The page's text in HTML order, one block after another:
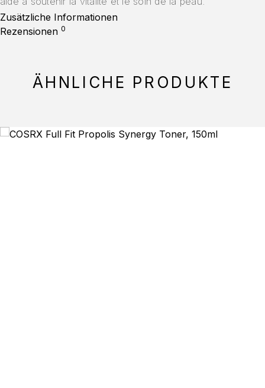
Zusätzliche Informationen
Rezensionen 0
ÄHNLICHE PRODUKTE